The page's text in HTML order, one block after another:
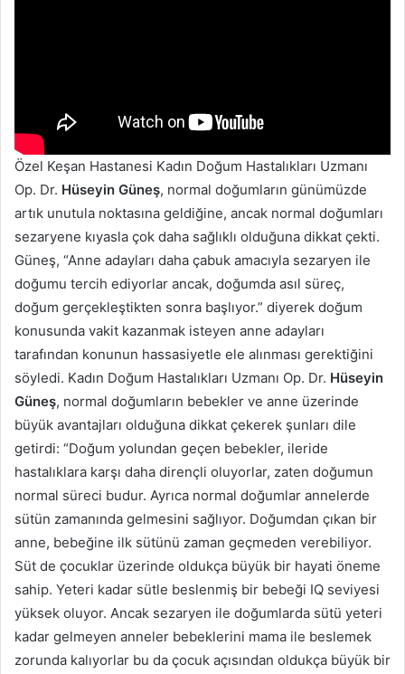
Özel Keşan Hastanesi Kadın Doğum Hastalıkları Uzmanı
Op. Dr. Hüseyin Güneş, normal doğumların günümüzde
artık unutula noktasına geldiğine, ancak normal doğumları
sezaryene kıyasla çok daha sağlıklı olduğuna dikkat çekti.
Güneş, “Anne adayları daha çabuk amacıyla sezaryen ile
doğumu tercih ediyorlar ancak, doğumda asıl süreç,
doğum gerçekleştikten sonra başlıyor.” diyerek doğum
konusunda vakit kazanmak isteyen anne adayları
tarafından konunun hassasiyetle ele alınması gerektiğini
söyledi. Kadın Doğum Hastalıkları Uzmanı Op. Dr. Hüseyin
Güneş, normal doğumların bebekler ve anne üzerinde
büyük avantajları olduğuna dikkat çekerek şunları dile
getirdi: “Doğum yolundan geçen bebekler, ileride
hastalıklara karşı daha dirençli oluyorlar, zaten doğumun
normal süreci budur. Ayrıca normal doğumlar annelerde
sütün zamanında gelmesini sağlıyor. Doğumdan çıkan bir
anne, bebeğine ilk sütünü zaman geçmeden verebiliyor.
Süt de çocuklar üzerinde oldukça büyük bir hayati öneme
sahip. Yeteri kadar sütle beslenmiş bir bebeği IQ seviyesi
yüksek oluyor. Ancak sezaryen ile doğumlarda sütü yeteri
kadar gelmeyen anneler bebeklerini mama ile beslemek
zorunda kalıyorlar bu da çocuk açısından oldukça büyük bir